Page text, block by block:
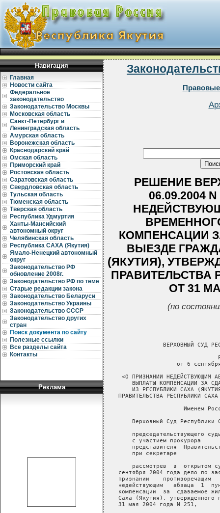
Навигация
Главная
Новости сайта
Федеральное
законодательство
Законодательство Москвы
Московская область
Санкт-Петербург и
Ленинградская область
Амурская область
Воронежская область
Краснодарский край
Омская область
Приморский край
Ростовская область
Саратовская область
Свердловская область
Тульская область
Тюменская область
Тверская область
Республика Удмуртия
Ханты-Мансийский
автономный округ
Челябинская область
Республика САХА (Якутия)
Ямало-Ненецкий автономный
округ
Законодательство РФ
обновление 2008г.
Законодательство РФ по теме
Старые редакции закона
Законодательство Беларуси
Законодательство Украины
Законодательство СССР
Законодательство других
стран
Поиск документа по сайту
Полезные ссылки
Все разделы сайта
Контакты
Реклама
РЕШЕНИЕ
06.09.2004
КОМПЕНСАЦИИ
ВЫЕЗДЕ
(ЯКУТИЯ),
ПРАВИТЕЛЬСТВА
ОТ 31
(по
ВЕРХОВНЫЙ СУД
от 6
<О ПРИЗНАНИИ НЕДЕЙСТВУЮЩИМ
ВЫПЛАТЫ КОМПЕНСАЦИИ ЗА
ИЗ РЕСПУБЛИКИ САХА
ПРАВИТЕЛЬСТВА РЕСПУБЛИКИ
Именем
Верховный Суд Республики
председательствующего
с участием прокурора
представителя
при секретаре
рассмотрев  в  открытом
сентября 2004 года дело по
признании    противоречащим
недействующим   абзаца  1
компенсации  за  сдаваемое
Саха (Якутия), утвержденного
   31 мая 2004 года N 251,